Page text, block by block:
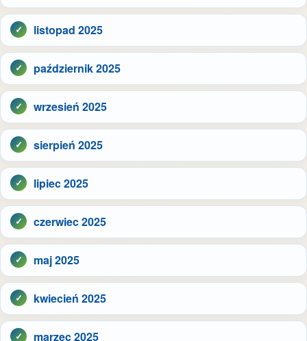
listopad 2025
październik 2025
wrzesień 2025
sierpień 2025
lipiec 2025
czerwiec 2025
maj 2025
kwiecień 2025
marzec 2025